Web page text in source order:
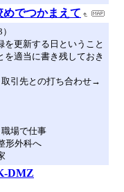
めでつかまえて
更新する日ということ
適当に書き残しておき
引先との打ち合わせ→
場で仕事
形外科へ
DMZ